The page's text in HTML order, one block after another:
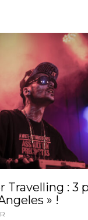
Travelling : 3
» !